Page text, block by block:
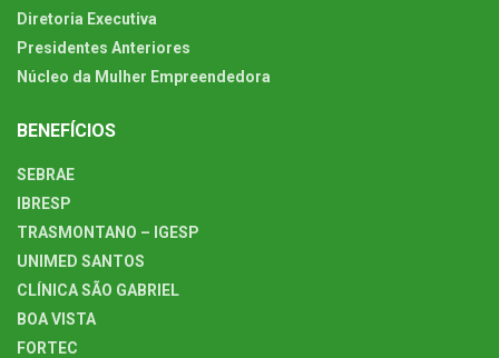
Diretoria Executiva
Presidentes Anteriores
Núcleo da Mulher Empreendedora
BENEFÍCIOS
SEBRAE
IBRESP
TRASMONTANO – IGESP
UNIMED SANTOS
CLÍNICA SÃO GABRIEL
BOA VISTA
FORTEC